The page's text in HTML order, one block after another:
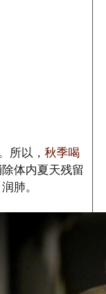
所以， 秋季喝
体内夏天残留
肺。